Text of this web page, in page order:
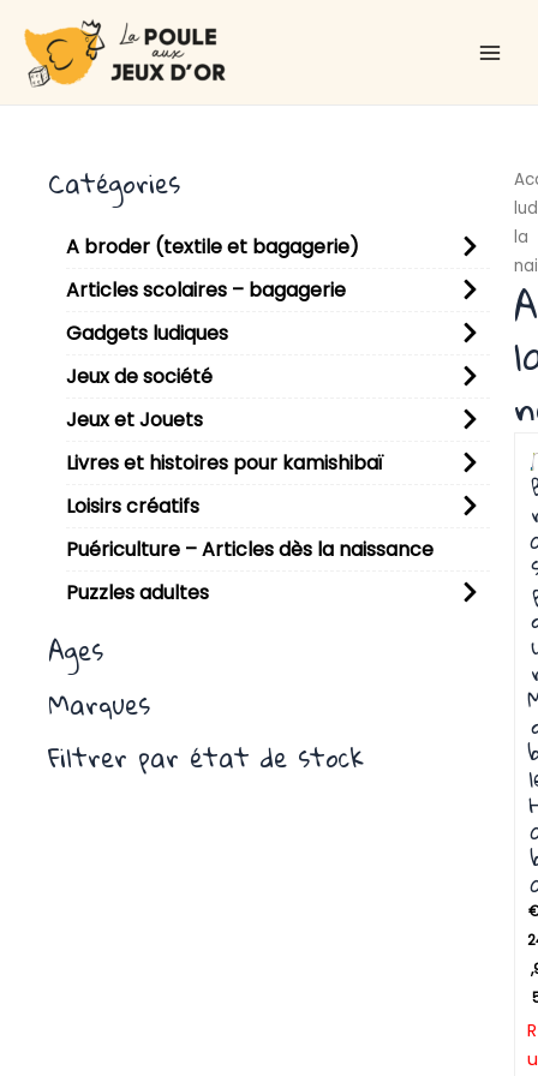
contenu
Catégories
A broder (textile et bagagerie)
Articles scolaires – bagagerie
Gadgets ludiques
Jeux de société
Jeux et Jouets
Livres et histoires pour kamishibaï
Loisirs créatifs
Puériculture – Articles dès la naissance
Puzzles adultes
Ages
Marques
Filtrer par état de stock
la
A
R
u